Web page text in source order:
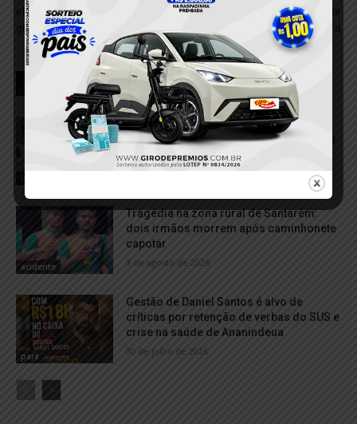
elétrica e está em estado
grave em Novo Progresso
ilegais de ouro no nordeste
do Pará
RELACIONADOS
Corpo de jovem encontrada morta em
área de mata continua no IML; exame de
DNA é necessário para liberação
4 de agosto de 2026
acidente
Tragédia na zona rural de Santarém:
dois irmãos morrem após caminhonete
capotar
3 de agosto de 2026
pará
Gestão de Daniel Santos é alvo de
críticas por retenção de verbas do SUS e
crise na saúde de Ananindeua
30 de julho de 2026